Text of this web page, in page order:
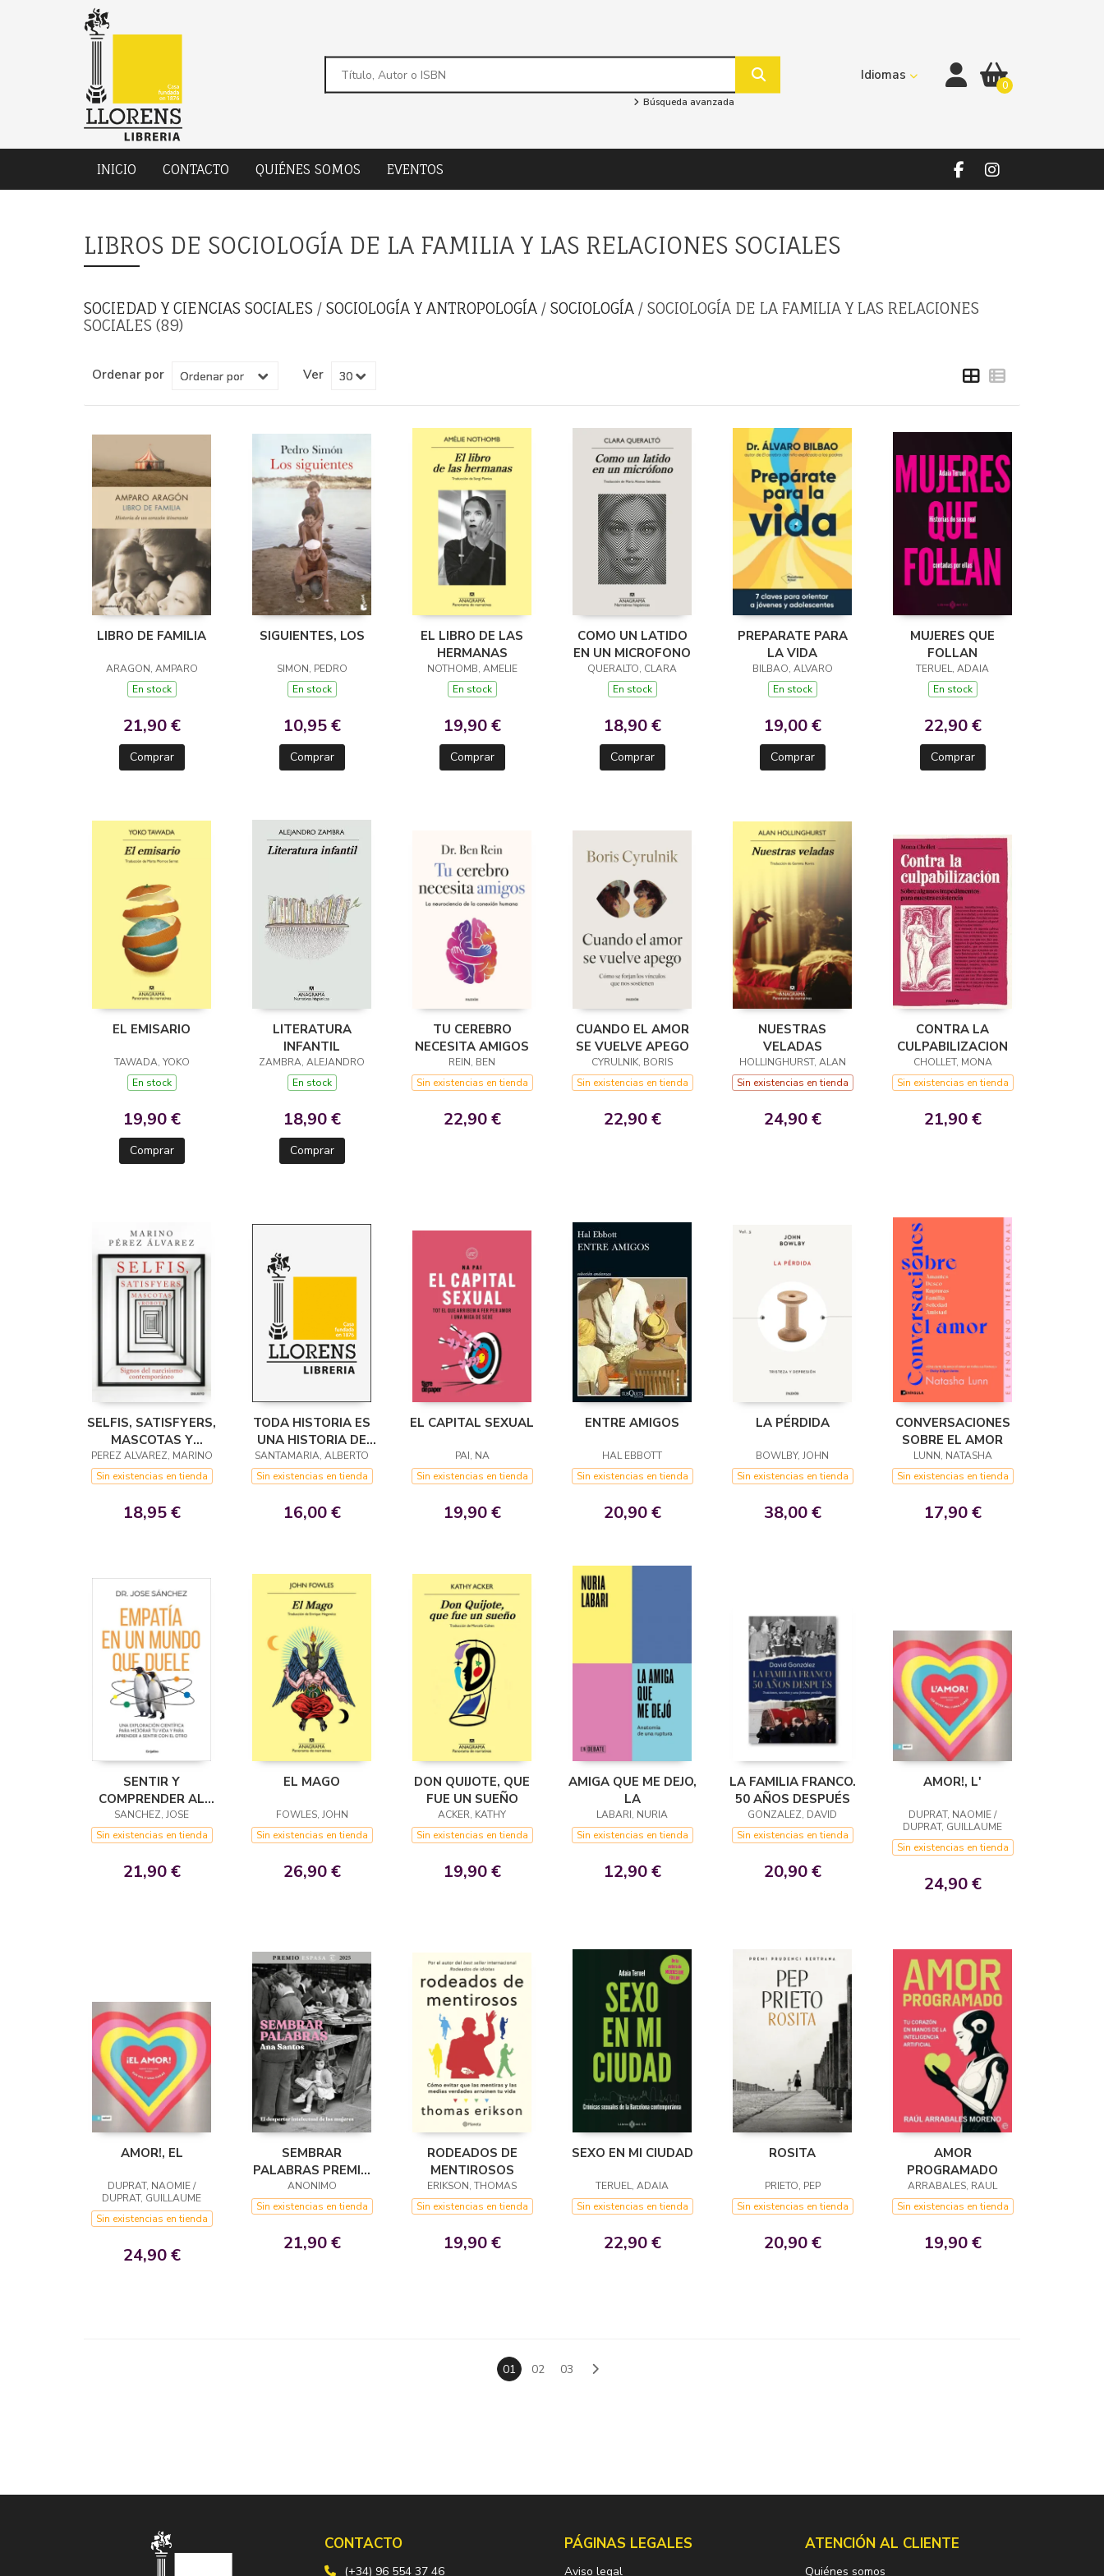
Búsqueda avanzada
Idiomas
0
INICIO CONTACTO QUIÉNES SOMOS EVENTOS
LIBROS DE SOCIOLOGÍA DE LA FAMILIA Y LAS RELACIONES SOCIALES
SOCIEDAD Y CIENCIAS SOCIALES / SOCIOLOGÍA Y ANTROPOLOGÍA / SOCIOLOGÍA / SOCIOLOGÍA DE LA FAMILIA Y LAS RELACIONES
SOCIALES (89)
Ordenar por Ver
LIBRO DE FAMILIA
ARAGON, AMPARO
En stock
21,90 €
Comprar
SIGUIENTES, LOS
SIMON, PEDRO
En stock
10,95 €
Comprar
EL LIBRO DE LAS
HERMANAS
NOTHOMB, AMELIE
En stock
19,90 €
Comprar
COMO UN LATIDO
EN UN MICROFONO
QUERALTO, CLARA
En stock
18,90 €
Comprar
PREPARATE PARA
LA VIDA
BILBAO, ALVARO
En stock
19,00 €
Comprar
MUJERES QUE
FOLLAN
TERUEL, ADAIA
En stock
22,90 €
Comprar
EL EMISARIO
TAWADA, YOKO
En stock
19,90 €
Comprar
LITERATURA
INFANTIL
ZAMBRA, ALEJANDRO
En stock
18,90 €
Comprar
TU CEREBRO
NECESITA AMIGOS
REIN, BEN
Sin existencias en tienda
22,90 €
CUANDO EL AMOR
SE VUELVE APEGO
CYRULNIK, BORIS
Sin existencias en tienda
22,90 €
NUESTRAS
VELADAS
HOLLINGHURST, ALAN
Sin existencias en tienda
24,90 €
CONTRA LA
CULPABILIZACION
CHOLLET, MONA
Sin existencias en tienda
21,90 €
SELFIS, SATISFYERS,
MASCOTAS Y
ROBOTS
PEREZ ALVAREZ, MARINO
Sin existencias en tienda
18,95 €
TODA HISTORIA ES
UNA HISTORIA DE
FANTASMAS
SANTAMARIA, ALBERTO
Sin existencias en tienda
16,00 €
EL CAPITAL SEXUAL
PAI, NA
Sin existencias en tienda
19,90 €
ENTRE AMIGOS
HAL EBBOTT
Sin existencias en tienda
20,90 €
LA PÉRDIDA
BOWLBY, JOHN
Sin existencias en tienda
38,00 €
CONVERSACIONES
SOBRE EL AMOR
LUNN, NATASHA
Sin existencias en tienda
17,90 €
SENTIR Y
COMPRENDER AL
OTRO
SANCHEZ, JOSE
Sin existencias en tienda
21,90 €
EL MAGO
FOWLES, JOHN
Sin existencias en tienda
26,90 €
DON QUIJOTE, QUE
FUE UN SUEÑO
ACKER, KATHY
Sin existencias en tienda
19,90 €
AMIGA QUE ME DEJO,
LA
LABARI, NURIA
Sin existencias en tienda
12,90 €
LA FAMILIA FRANCO.
50 AÑOS DESPUÉS
GONZALEZ, DAVID
Sin existencias en tienda
20,90 €
AMOR!, L'
DUPRAT, NAOMIE /
DUPRAT, GUILLAUME
Sin existencias en tienda
24,90 €
AMOR!, EL
DUPRAT, NAOMIE /
DUPRAT, GUILLAUME
Sin existencias en tienda
24,90 €
SEMBRAR
PALABRAS PREMIO
ESPASA 2025
ANONIMO
Sin existencias en tienda
21,90 €
RODEADOS DE
MENTIROSOS
ERIKSON, THOMAS
Sin existencias en tienda
19,90 €
SEXO EN MI CIUDAD
TERUEL, ADAIA
Sin existencias en tienda
22,90 €
ROSITA
PRIETO, PEP
Sin existencias en tienda
20,90 €
AMOR
PROGRAMADO
ARRABALES, RAUL
Sin existencias en tienda
19,90 €
01 02 03
CONTACTO
(+34) 96 554 37 46
PÁGINAS LEGALES
Aviso legal
ATENCIÓN AL CLIENTE
Quiénes somos